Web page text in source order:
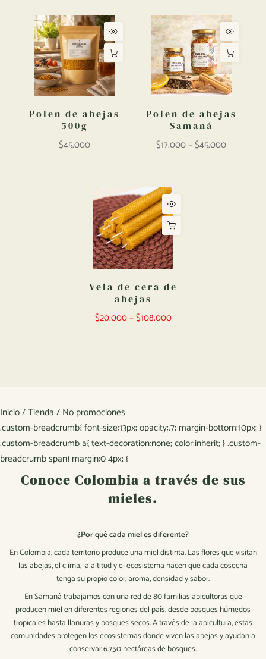
Polen de abejas
500g
$45.000
Polen de abejas
Samaná
$17.000 – $45.000
Vela de cera de
abejas
$20.000 – $108.000
Inicio/Tienda / No promociones
.custom-breadcrumb{ font-size:13px; opacity:.7; margin-bottom:10px; }
.custom-breadcrumb a{ text-decoration:none; color:inherit; } .custom-
breadcrumb span{ margin:0 4px; }
Conoce Colombia a través de sus
mieles.
¿Por qué cada miel es diferente?
En Colombia, cada territorio produce una miel distinta. Las flores que visitan
las abejas, el clima, la altitud y el ecosistema hacen que cada cosecha
tenga su propio color, aroma, densidad y sabor.
En Samaná trabajamos con una red de 80 familias apicultoras que
producen miel en diferentes regiones del país, desde bosques húmedos
tropicales hasta llanuras y bosques secos. A través de la apicultura, estas
comunidades protegen los ecosistemas donde viven las abejas y ayudan a
conservar 6.750 hectáreas de bosques.